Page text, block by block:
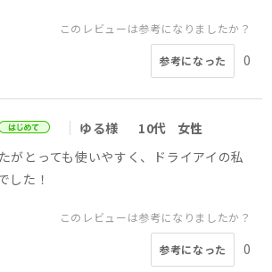
このレビューは参考になりましたか？
参考になった 0
ゆる様 10代
女性
がとっても使いやすく、ドライアイの私
した！
このレビューは参考になりましたか？
参考になった 0